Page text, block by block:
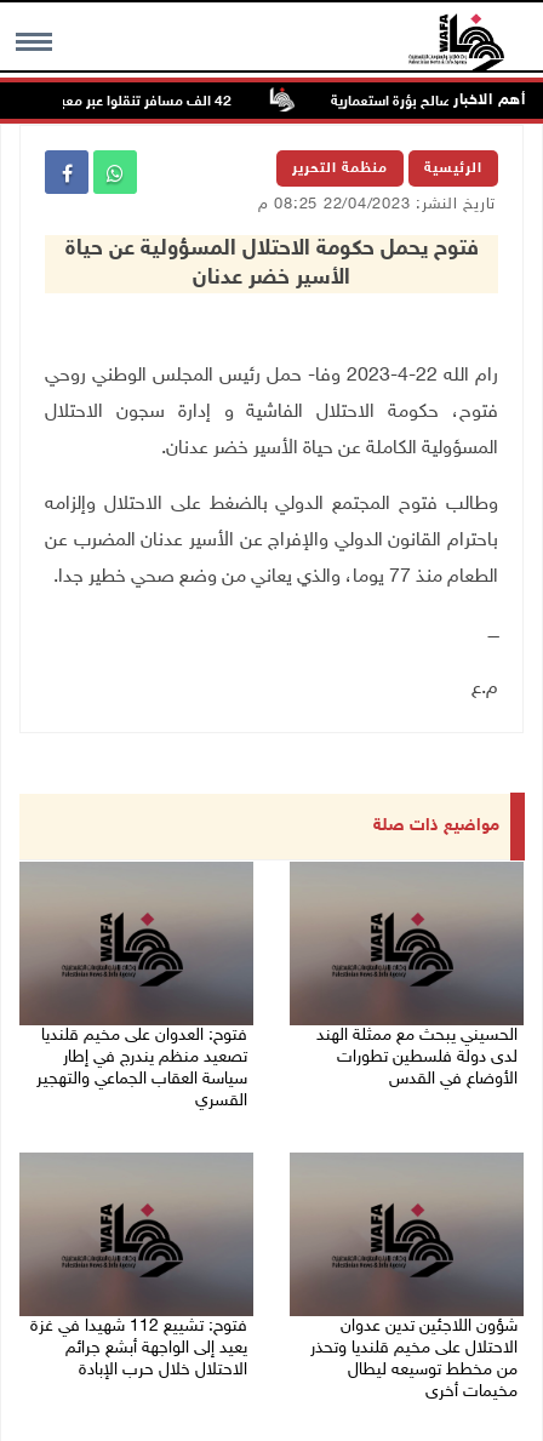
MENU أهم الاخبار
الله لصالح بؤرة استعمارية 42 الف مسافر تنقلوا عبر معبر الكرامة الأسبوع الماضي
الرئيسية منظمة التحرير
تاريخ النشر: 22/04/2023 08:25 م
فتوح يحمل حكومة الاحتلال المسؤولية عن حياة
الأسير خضر عدنان
‏رام الله 22-4-2023 وفا- حمل رئيس المجلس الوطني روحي
فتوح، حكومة الاحتلال الفاشية و إدارة سجون الاحتلال
المسؤولية الكاملة عن حياة الأسير خضر عدنان.
وطالب فتوح المجتمع الدولي بالضغط على الاحتلال وإلزامه
باحترام القانون الدولي والإفراج عن الأسير عدنان المضرب عن
الطعام منذ 77 يوما، والذي يعاني من وضع صحي خطير جدا.
ــــ
م.ع
مواضيع ذات صلة
الحسيني يبحث مع ممثلة الهند
لدى دولة فلسطين تطورات
الأوضاع في القدس
فتوح: العدوان على مخيم قلنديا
تصعيد منظم يندرج في إطار
سياسة العقاب الجماعي والتهجير
القسري
شؤون اللاجئين تدين عدوان
الاحتلال على مخيم قلنديا وتحذر
من مخطط توسيعه ليطال
مخيمات أخرى
فتوح: تشييع 112 شهيدا في غزة
يعيد إلى الواجهة أبشع جرائم
الاحتلال خلال حرب الإبادة